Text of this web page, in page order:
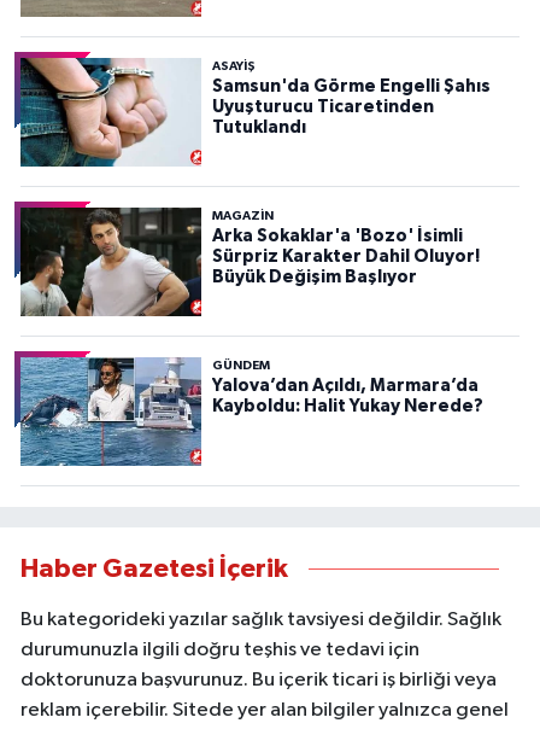
ASAYIŞ
Samsun'da Görme Engelli Şahıs
Uyuşturucu Ticaretinden
Tutuklandı
MAGAZİN
Arka Sokaklar'a 'Bozo' İsimli
Sürpriz Karakter Dahil Oluyor!
Büyük Değişim Başlıyor
GÜNDEM
Yalova’dan Açıldı, Marmara’da
Kayboldu: Halit Yukay Nerede?
Haber Gazetesi İçerik
Bu kategorideki yazılar sağlık tavsiyesi değildir. Sağlık
durumunuzla ilgili doğru teşhis ve tedavi için
doktorunuza başvurunuz. Bu içerik ticari iş birliği veya
reklam içerebilir. Sitede yer alan bilgiler yalnızca genel